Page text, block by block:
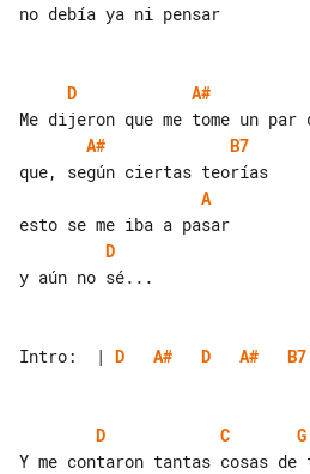
no debía ya ni pensar
D A#
A#
B7
A
D
y aún no sé...
Intro:  | D A# D A# B7
D C G